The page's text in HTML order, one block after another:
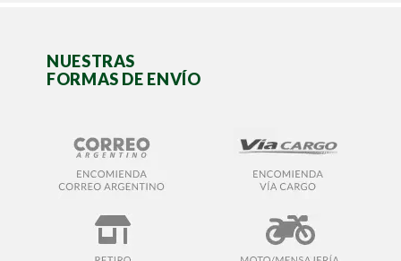
NUESTRAS
FORMAS DE ENVÍO